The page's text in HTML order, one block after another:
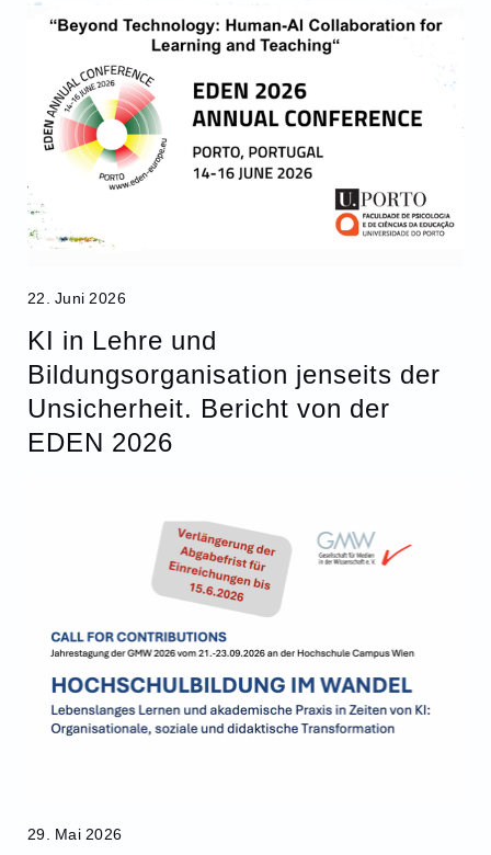
22. Juni 2026
KI in Lehre und
Bildungsorganisation jenseits der
Unsicherheit. Bericht von der
EDEN 2026
29. Mai 2026